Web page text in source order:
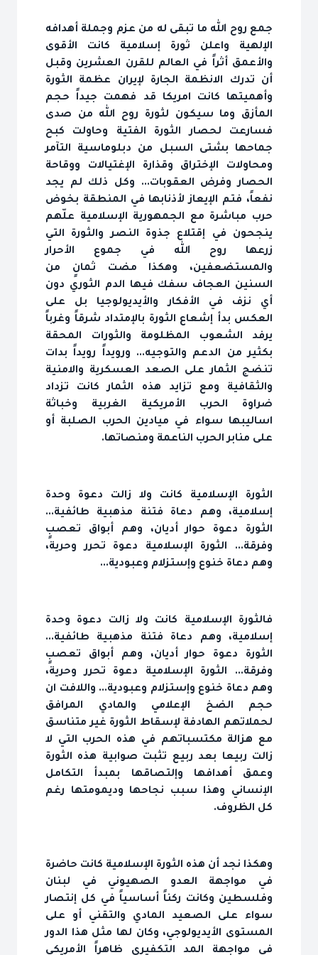
جمع روح الله ما تبقى له من عزم وجملة أهدافه
الإلهية واعلن ثورة إسلامية كانت الأقوى
والأعمق أثراً في العالم للقرن العشرين وقبل
أن تدرك الانظمة الجارة لإيران عظمة الثورة
وأهميتها كانت امريكا قد فهمت جيداً حجم
المأزق وما سيكون لثورة روح الله من صدى
فسارعت لحصار الثورة الفتية وحاولت كبح
جماحها بشتى السبل من دبلوماسية التآمر
ومحاولات الإختراق وقذارة الإغتيالات ووقاحة
الحصار وفرض العقوبات... وكل ذلك لم يجد
نفعاً، فتم الإيعاز لأذنابها في المنطقة بخوض
حرب مباشرة مع الجمهورية الإسلامية علّهم
ينجحون في إقتلاع جذوة النصر والثورة التي
زرعها روح الله في جموع الأحرار
والمستضعفين، وهكذا مضت ثمانٍ من
السنين العجاف سفك فيها الدم الثوري دون
أي نزف في الأفكار والأيديولوجيا بل على
العكس بدأ إشعاع الثورة بالإمتداد شرقاً وغرباً
يرفد الشعوب المظلومة والثورات المحقة
بكثير من الدعم والتوجيه... ورويداً رويداً بدات
تنضج الثمار على الصعد العسكرية والامنية
والثقافية ومع تزايد هذه الثمار كانت تزداد
ضراوة الحرب الأمريكية الغربية وخباثة
اساليبها سواء في ميادين الحرب الصلبة أو
على منابر الحرب الناعمة ومنصاتها.
الثورة الإسلامية كانت ولا زالت دعوة وحدة
إسلامية، وهم دعاة فتنة مذهبية طائفية...
الثورة دعوة حوار أديان، وهم أبواق تعصبٍ
وفرقة... الثورة الإسلامية دعوة تحرر وحرية،
وهم دعاة خنوع وإستزلام وعبودية...
فالثورة الإسلامية كانت ولا زالت دعوة وحدة
إسلامية، وهم دعاة فتنة مذهبية طائفية...
الثورة دعوة حوار أديان، وهم أبواق تعصبٍ
وفرقة... الثورة الإسلامية دعوة تحرر وحرية،
وهم دعاة خنوع وإستزلام وعبودية... واللافت ان
حجم الضخ الإعلامي والمادي المرافق
لحملاتهم الهادفة لإسقاط الثورة غير متناسق
مع هزالة مكتسباتهم في هذه الحرب التي لا
زالت ربيعا بعد ربيع تثبت صوابية هذه الثورة
وعمق أهدافها وإلتصاقها بمبدأ التكامل
الإنساني وهذا سبب نجاحها وديمومتها رغم
كل الظروف.
وهكذا نجد أن هذه الثورة الإسلامية كانت حاضرة
في مواجهة العدو الصهيوني في لبنان
وفلسطين وكانت ركناً أساسياً في كل إنتصار
سواء على الصعيد المادي والتقني أو على
المستوى الأيديولوجي، وكان لها مثل هذا الدور
في مواجهة المد التكفيري ظاهراً الأمريكي